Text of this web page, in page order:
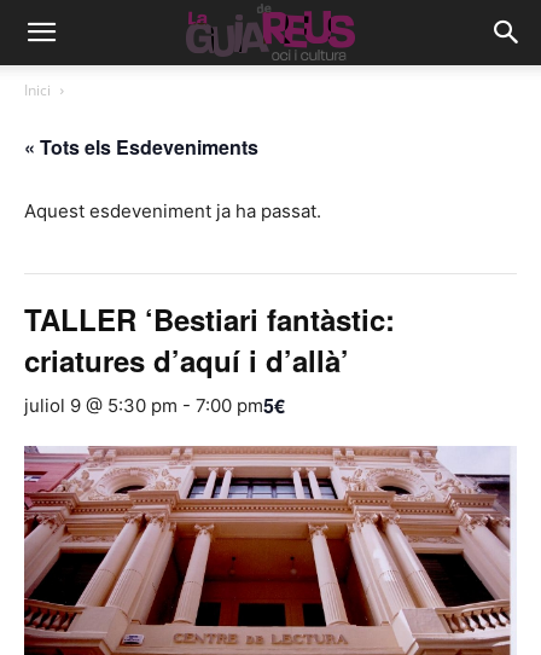
Inici
« Tots els Esdeveniments
Aquest esdeveniment ja ha passat.
TALLER ‘Bestiari fantàstic:
criatures d’aquí i d’allà’
juliol 9 @ 5:30 pm - 7:00 pm5€